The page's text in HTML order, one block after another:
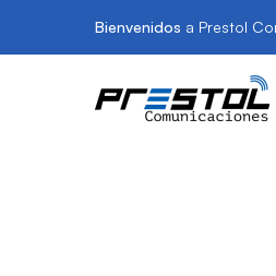
Bienvenidos a Prestol